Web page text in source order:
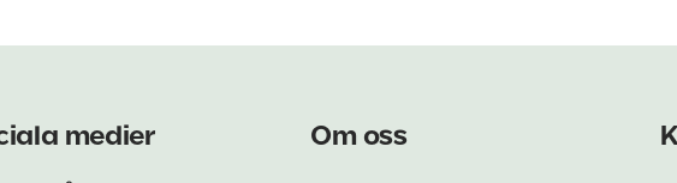
medier Om oss